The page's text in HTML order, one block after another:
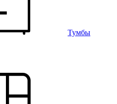
Тумбы